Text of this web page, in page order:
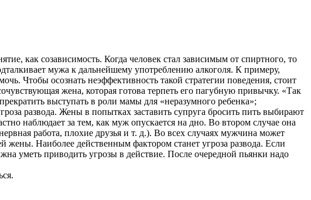
как созависимость. Когда человек стал зависимым от спиртного, то
мужа к дальнейшему употреблению алкоголя. К примеру,
Чтобы осознать неэффективность такой стратегии поведения, стоит
жена, которая готова терпеть его пагубную привычку. «Так
выступать в роли мамы для «неразумного ребенка»;
развода. Жены в попытках заставить супруга бросить пить выбирают
наблюдает за тем, как муж опускается на дно. Во втором случае она
работа, плохие друзья и т. д.). Во всех случаях мужчина может
Наиболее действенным фактором станет угроза развода. Если
уметь приводить угрозы в действие. После очередной пьянки надо